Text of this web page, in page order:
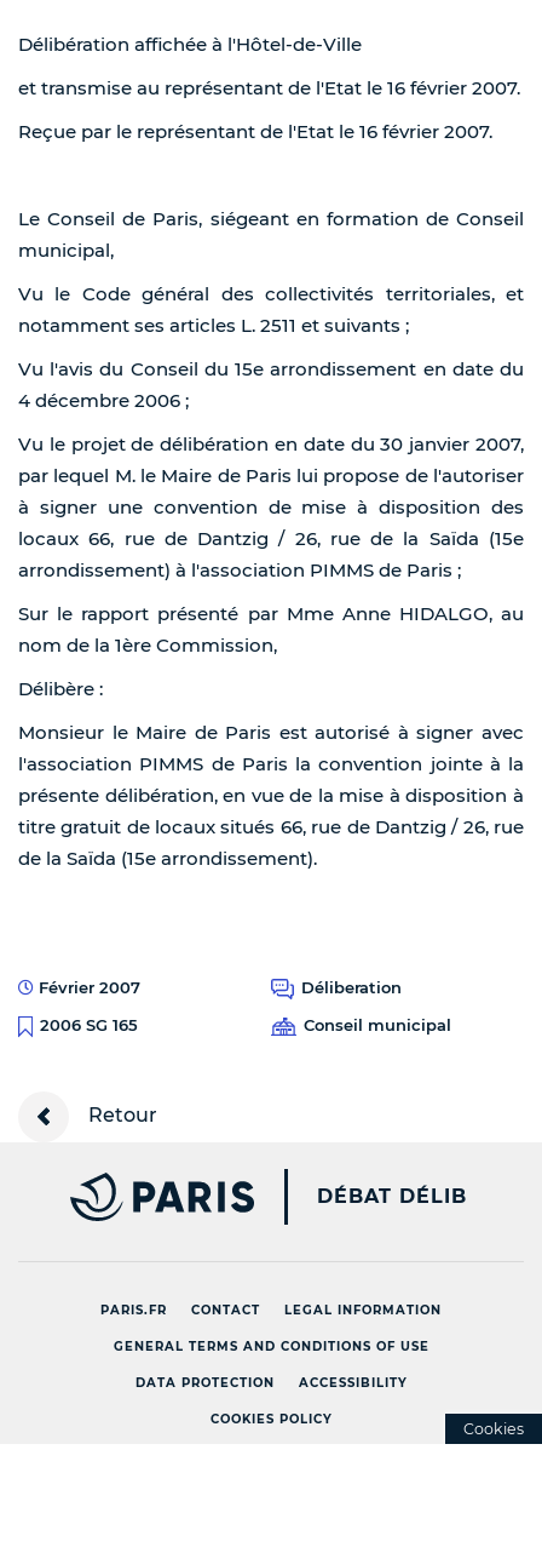
Délibération affichée à l'Hôtel-de-Ville
et transmise au représentant de l'Etat le 16 février 2007.
Reçue par le représentant de l'Etat le 16 février 2007.
Le Conseil de Paris, siégeant en formation de Conseil
municipal,
Vu le Code général des collectivités territoriales, et
notamment ses articles L. 2511 et suivants ;
Vu l'avis du Conseil du 15e arrondissement en date du
4 décembre 2006 ;
Vu le projet de délibération en date du 30 janvier 2007,
par lequel M. le Maire de Paris lui propose de l'autoriser
à signer une convention de mise à disposition des
locaux 66, rue de Dantzig / 26, rue de la Saïda (15e
arrondissement) à l'association PIMMS de Paris ;
Sur le rapport présenté par Mme Anne HIDALGO, au
nom de la 1ère Commission,
Délibère :
Monsieur le Maire de Paris est autorisé à signer avec
l'association PIMMS de Paris la convention jointe à la
présente délibération, en vue de la mise à disposition à
titre gratuit de locaux situés 66, rue de Dantzig / 26, rue
de la Saïda (15e arrondissement).
Février 2007
Déliberation
2006 SG 165
Conseil municipal
Retour
PARIS.FR [NEW
DÉBAT DÉLIB
PARIS.FR CONTACT LEGAL INFORMATION
GENERAL TERMS AND CONDITIONS OF USE
DATA PROTECTION ACCESSIBILITY
COOKIES POLICY